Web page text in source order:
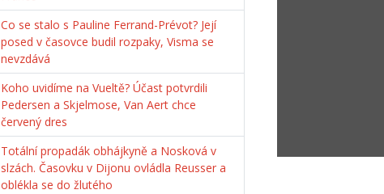
Co se stalo s Pauline Ferrand-Prévot? Její
posed v časovce budil rozpaky, Visma se
nevzdává
Koho uvidíme na Vueltě? Účast potvrdili
Pedersen a Skjelmose, Van Aert chce
červený dres
Totální propadák obhájkyně a Nosková v
slzách. Časovku v Dijonu ovládla Reusser a
oblékla se do žlutého